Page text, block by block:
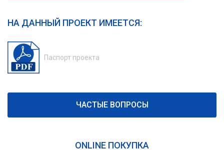
НА ДАННЫЙ ПРОЕКТ ИМЕЕТСЯ:
Паспорт проекта
ЧАСТЫЕ ВОПРОСЫ
ONLINE ПОКУПКА